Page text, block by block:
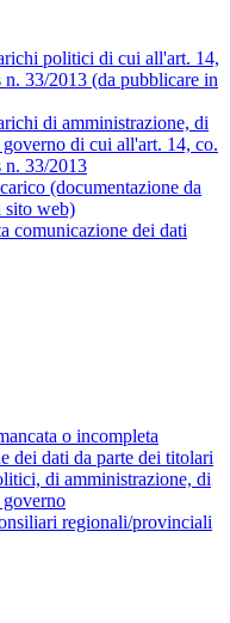
politici di cui all'art. 14,
n. 33/2013 (da pubblicare in
di amministrazione, di
di cui all'art. 14, co.
n. 33/2013
(documentazione da
sito web)
comunicazione dei dati
o incompleta
dei dati da parte dei titolari
di amministrazione, di
regionali/provinciali